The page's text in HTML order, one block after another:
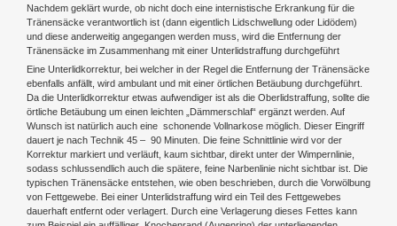
Nachdem geklärt wurde, ob nicht doch eine internistische Erkrankung für die
Tränensäcke verantwortlich ist (dann eigentlich Lidschwellung oder Lidödem)
und diese anderweitig angegangen werden muss, wird die Entfernung der
Tränensäcke im Zusammenhang mit einer Unterlidstraffung durchgeführt
Eine Unterlidkorrektur, bei welcher in der Regel die Entfernung der Tränensäcke
ebenfalls anfällt, wird ambulant und mit einer örtlichen Betäubung durchgeführt.
Da die Unterlidkorrektur etwas aufwendiger ist als die Oberlidstraffung, sollte die
örtliche Betäubung um einen leichten „Dämmerschlaf“ ergänzt werden. Auf
Wunsch ist natürlich auch eine schonende Vollnarkose möglich. Dieser Eingriff
dauert je nach Technik 45 – 90 Minuten. Die feine Schnittlinie wird vor der
Korrektur markiert und verläuft, kaum sichtbar, direkt unter der Wimpernlinie,
sodass schlussendlich auch die spätere, feine Narbenlinie nicht sichtbar ist. Die
typischen Tränensäcke entstehen, wie oben beschrieben, durch die Vorwölbung
von Fettgewebe. Bei einer Unterlidstraffung wird ein Teil des Fettgewebes
dauerhaft entfernt oder verlagert. Durch eine Verlagerung dieses Fettes kann